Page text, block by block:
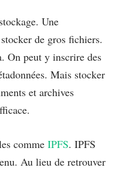
Une
de gros fichiers.
On peut y inscrire des
Mais stocker
et archives
comme IPFS. IPFS
Au lieu de retrouver